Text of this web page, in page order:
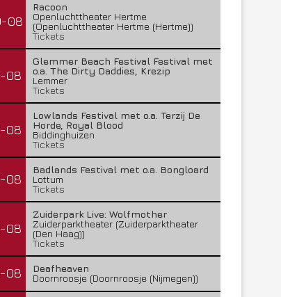
08
Racoon
Openluchttheater Hertme
(Openluchttheater Hertme (Hertme))
Tickets
08
Glemmer Beach Festival Festival met
o.a. The Dirty Daddies, Krezip
Lemmer
Tickets
08
Lowlands Festival met o.a. Terzij De
Horde, Royal Blood
Biddinghuizen
Tickets
08
Badlands Festival met o.a. Bongloard
Lottum
Tickets
08
Zuiderpark Live: Wolfmother
Zuiderparktheater (Zuiderparktheater
(Den Haag))
Tickets
08
Deafheaven
Doornroosje (Doornroosje (Nijmegen))